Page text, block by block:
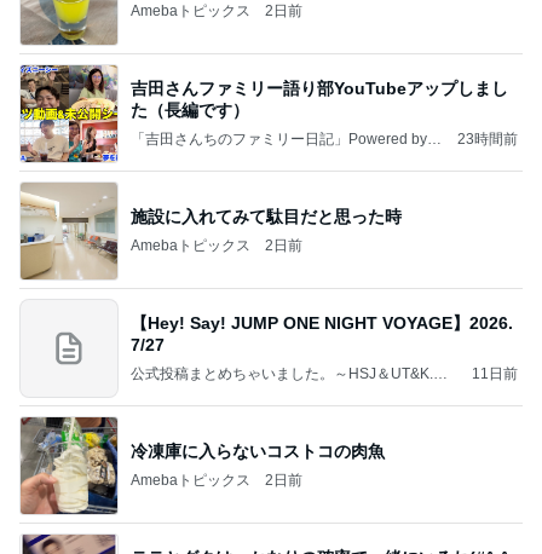
Amebaトピックス 2日前
吉田さんファミリー語り部YouTubeアップしまし
た（長編です）
「吉田さんちのファミリー日記」Powered by A
23時間前
施設に入れてみて駄目だと思った時
Amebaトピックス 2日前
【Hey! Say! JUMP ONE NIGHT VOYAGE】2026.
7/27
公式投稿まとめちゃいました。～HSJ＆UT&K.O.
11日前
冷凍庫に入らないコストコの肉魚
Amebaトピックス 2日前